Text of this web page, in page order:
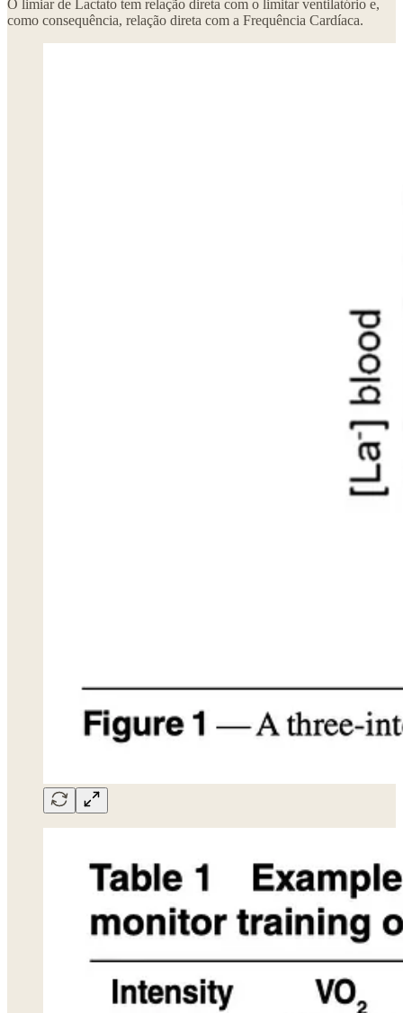
O limiar de Lactato tem relação direta com o limitar ventilatório e,
como consequência, relação direta com a Frequência Cardíaca.